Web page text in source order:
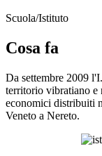
Scuola/Istituto
Cosa fa
Da settembre 2009
territorio vibratiano e
economici distribuiti
Veneto a Nereto.